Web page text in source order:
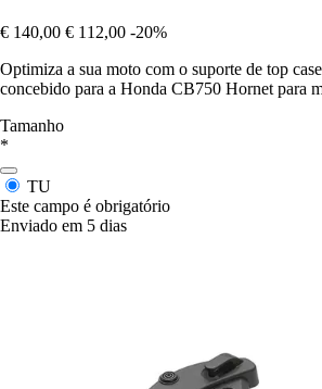
€ 140,00 € 112,00 -20%
Optimiza a sua moto com o suporte de top
concebido para a Honda CB750 Hornet para
Tamanho
*
TU
Este campo é obrigatório
Enviado em 5 dias